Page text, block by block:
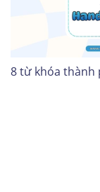
8 từ khóa thành